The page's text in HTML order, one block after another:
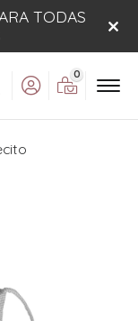
TODAS
0